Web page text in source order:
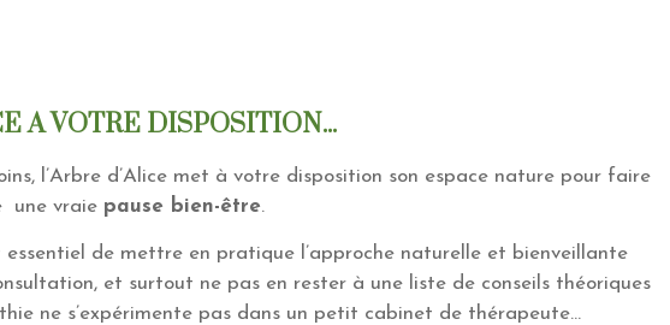
A VOTRE DISPOSITION...
l’Arbre d’Alice met à votre disposition son espace nature pour faire
une vraie pause bien-être.
essentiel de mettre en pratique l’approche naturelle et bienveillante
et surtout ne pas en rester à une liste de conseils théoriques
ne s’expérimente pas dans un petit cabinet de thérapeute…